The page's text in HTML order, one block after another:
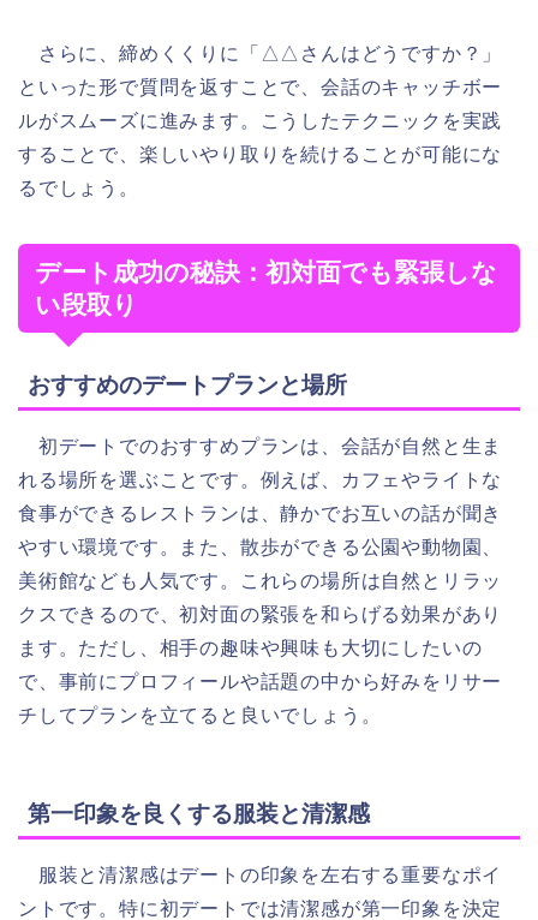
さらに、締めくくりに「△△さんはどうですか？」
といった形で質問を返すことで、会話のキャッチボー
ルがスムーズに進みます。こうしたテクニックを実践
することで、楽しいやり取りを続けることが可能にな
るでしょう。
デート成功の秘訣：初対面でも緊張しな
い段取り
おすすめのデートプランと場所
初デートでのおすすめプランは、会話が自然と生ま
れる場所を選ぶことです。例えば、カフェやライトな
食事ができるレストランは、静かでお互いの話が聞き
やすい環境です。また、散歩ができる公園や動物園、
美術館なども人気です。これらの場所は自然とリラッ
クスできるので、初対面の緊張を和らげる効果があり
ます。ただし、相手の趣味や興味も大切にしたいの
で、事前にプロフィールや話題の中から好みをリサー
チしてプランを立てると良いでしょう。
第一印象を良くする服装と清潔感
服装と清潔感はデートの印象を左右する重要なポイ
ントです。特に初デートでは清潔感が第一印象を決定